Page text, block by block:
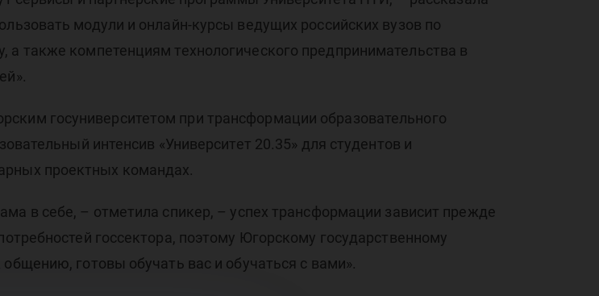
модули и онлайн-курсы ведущих российских вузов по
также компетенциям технологического предпринимательства в
госуниверситетом при трансформации образовательного
интенсив «Университет 20.35» для студентов и
проектных командах.
в себе, – отметила спикер, – успех трансформации зависит прежде
госсектора, поэтому Югорскому государственному
готовы обучать вас и обучаться с вами».